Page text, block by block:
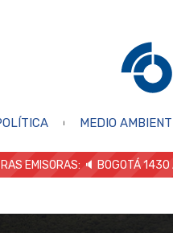
MEDIO
EMISORAS: 🔈 BOGOTÁ 1430